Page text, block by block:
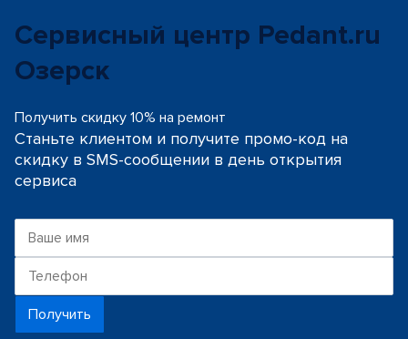
Сервисный центр Pedant.ru
Озерск
Получить скидку 10% на ремонт
Станьте клиентом и получите промо-код на
скидку в SMS-сообщении в день открытия
сервиса
Получить